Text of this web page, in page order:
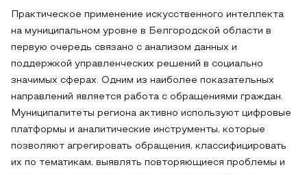
Практическое применение искусственного интеллекта
на муниципальном уровне в Белгородской области в
первую очередь связано с анализом данных и
поддержкой управленческих решений в социально
значимых сферах. Одним из наиболее показательных
направлений является работа с обращениями граждан.
Муниципалитеты региона активно используют цифровые
платформы и аналитические инструменты, которые
позволяют агрегировать обращения, классифицировать
их по тематикам, выявлять повторяющиеся проблемы и